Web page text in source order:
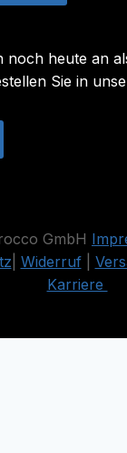
noch heute an
Sie in
GmbH
Widerruf|
Karriere